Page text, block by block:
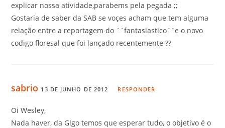
explicar nossa atividade,parabems pela pegada ;;
Gostaria de saber da SAB se voçes acham que tem alguma
relação entre a reportagem do ´´fantasiastico´´e o novo
codigo floresal que foi lançado recentemente ??
sabrio 13 DE JUNHO DE 2012 RESPONDER
Oi Wesley,
Nada haver, da Glgo temos que esperar tudo, o objetivo é o